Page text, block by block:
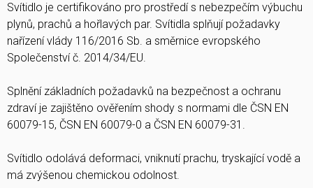
Svítidlo je certifikováno pro prostředí s nebezpečím výbuchu
plynů, prachů a hořlavých par. Svítidla splňují požadavky
nařízení vlády 116/2016 Sb. a směrnice evropského
Společenství č. 2014/34/EU.
Splnění základních požadavků na bezpečnost a ochranu
zdraví je zajištěno ověřením shody s normami dle ČSN EN
60079-15, ČSN EN 60079-0 a ČSN EN 60079-31.
Svítidlo odolává deformaci, vniknutí prachu, tryskající vodě a
má zvýšenou chemickou odolnost.